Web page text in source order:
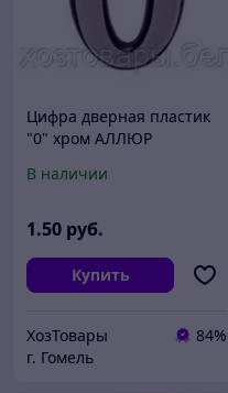
Цифра дверная пластик
"0" хром АЛЛЮР
В наличии
1.50 руб.
Купить
ХозТовары
84%
г. Гомель